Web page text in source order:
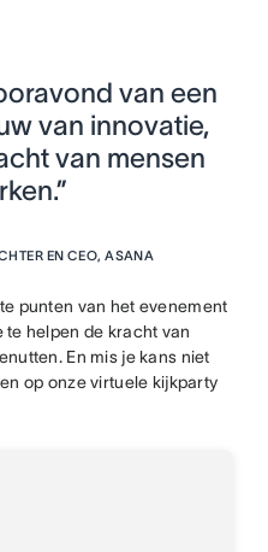
van een
van innovatie,
van mensen
EN CEO, ASANA
punten van het evenement
te helpen de kracht van
En mis je kans niet
op onze virtuele kijkparty